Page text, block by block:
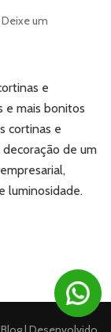
Deixe um
e
e mais bonitos
cortinas e
de um
luminosidade.